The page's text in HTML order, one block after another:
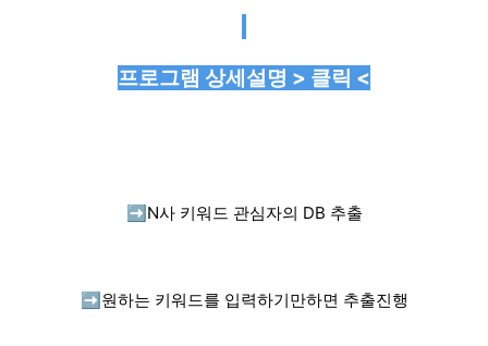
프로그램 상세설명 > 클릭 <
➡️ N사 키워드 관심자의 DB 추출
➡️ 원하는 키워드를 입력하기만하면 추출진행